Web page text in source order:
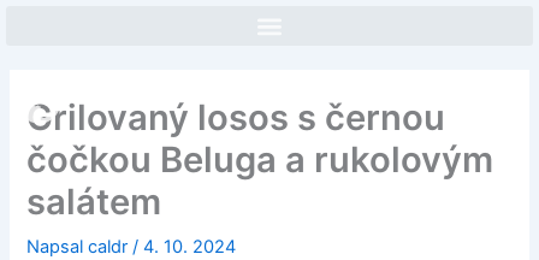
Grilovaný losos s černou
čočkou Beluga a rukolovým
salátem
Napsalcaldr/4. 10. 2024